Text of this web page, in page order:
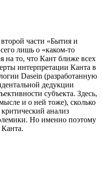
части «Бытия и
лишь о «каком-то
на то, что Кант ближе всех
интерпретации Канта в
Dasein (разработанную
дедукции
субъекта. Здесь,
и о ней тоже), сколько
анализ
Но именно поэтому